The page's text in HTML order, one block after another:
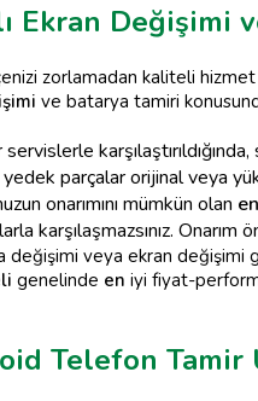
Ekran Değişimi
zorlamadan kaliteli
ve batarya tamiri
yedek parçalar orijinal veya
onarımını mümkün olan en
karşılaşmazsınız.
değişimi veya ekran değişimi
genelinde en iyi fiyat-
Telefon Tamir